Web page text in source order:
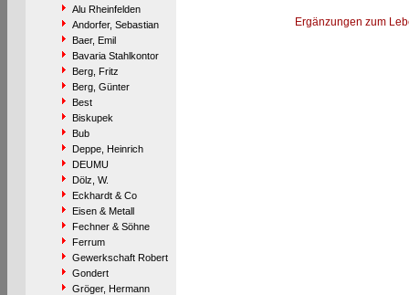
Alu Rheinfelden
Andorfer, Sebastian
Baer, Emil
Bavaria Stahlkontor
Berg, Fritz
Berg, Günter
Best
Biskupek
Bub
Deppe, Heinrich
DEUMU
Dölz, W.
Eckhardt & Co
Eisen & Metall
Fechner & Söhne
Ferrum
Gewerkschaft Robert
Gondert
Gröger, Hermann
Ergänzungen zum